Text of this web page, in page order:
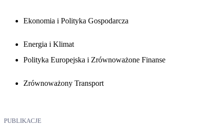
Ekonomia i Polityka Gospodarcza
Energia i Klimat
Polityka Europejska i Zrównoważone Finanse
Zrównoważony Transport
PUBLIKACJE